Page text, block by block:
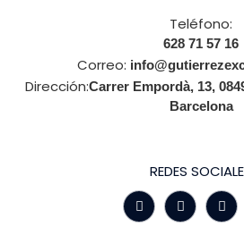
Teléfono:
628 71 57 16
Correo:
Dirección:Carrer Empordà, 13,
Barcelona
REDES